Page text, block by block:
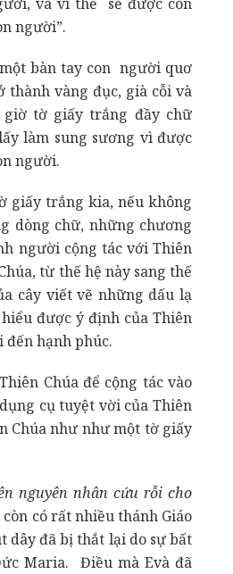
người”.
bàn tay con người quơ
vàng đục, già cỗi và
tờ giấy trắng đầy chữ
làm sung sương vì được
người.
giấy trắng kia, nếu không
dòng chữ, những chương
người cộng tác với Thiên
từ thế hệ này sang thế
cây viết vẽ những dấu lạ
được ý định của Thiên
đến hạnh phúc.
Chúa để cộng tác vào
cụ tuyệt vời của Thiên
Chúa như như một tờ giấy
nguyên nhân cứu rỗi cho
có rất nhiều thánh Giáo
dây đã bị thắt lại do sự bất
Maria. Điều mà Evà đã